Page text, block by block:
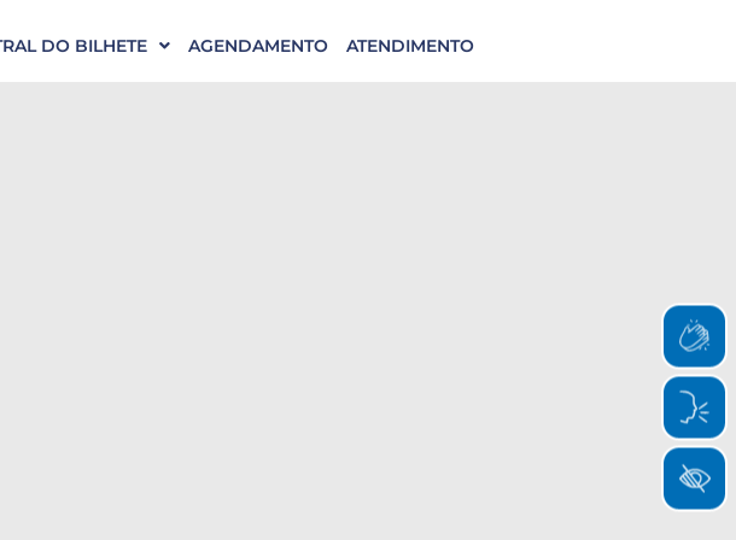
DO BILHETE AGENDAMENTO ATENDIMENTO